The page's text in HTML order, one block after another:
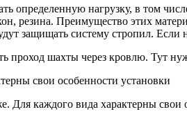
нагрузку, в том
резина. Преимущество этих
защищать систему стропил.
шахты через кровлю. Тут
свои особенности установки
Для каждого вида характерны свои